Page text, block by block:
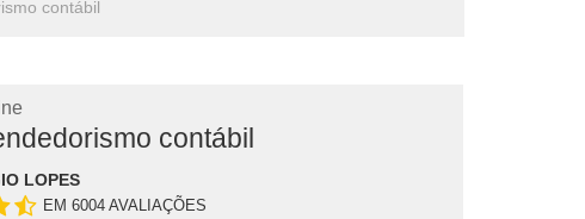
contábil
contábil
LOPES
EM 6004 AVALIAÇÕES